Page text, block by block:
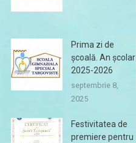
Prima zi de
școală. An școlar
2025-2026
septembrie 8,
2025
Festivitatea de
premiere pentru